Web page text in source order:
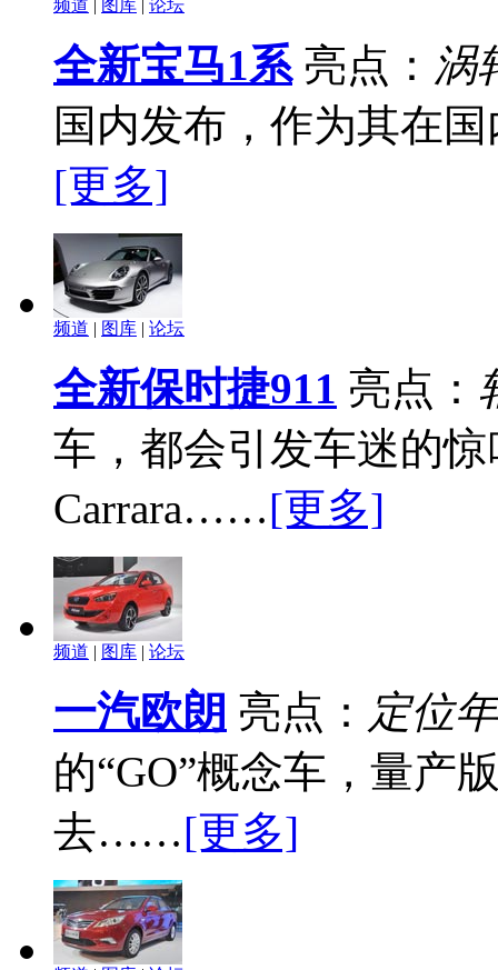
频道 图库 论坛
全新宝马1系 亮点： 涡
国内发布，作为其在
[更多]
频道 | 图库 | 论坛
全新保时捷911 亮点：
车，都会引发车迷的
Carrara……[更多]
频道 | 图库 | 论坛
一汽欧朗 亮点： 定位
的“GO”概念车，量产
去……[更多]